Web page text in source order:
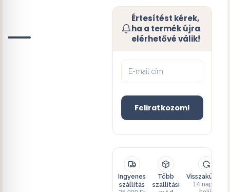
Értesítést kérek,
ha a termék újra
elérhetővé válik!
Feliratkozom!
Ingyenes
szállítás
Több
szállítási
Visszaküldés
14 napon